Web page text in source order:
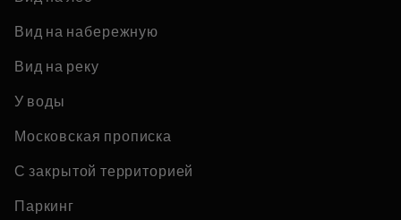
Вид на набережную
Вид на реку
У воды
Московская прописка
С закрытой территорией
Паркинг